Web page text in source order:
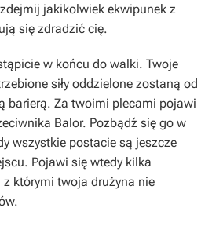
jakikolwiek ekwipunek z
się zdradzić cię.
w końcu do walki. Twoje
siły oddzielone zostaną od
barierą. Za twoimi plecami pojawi
Balor. Pozbądź się go w
wszystkie postacie są jeszcze
Pojawi się wtedy kilka
którymi twoja drużyna nie